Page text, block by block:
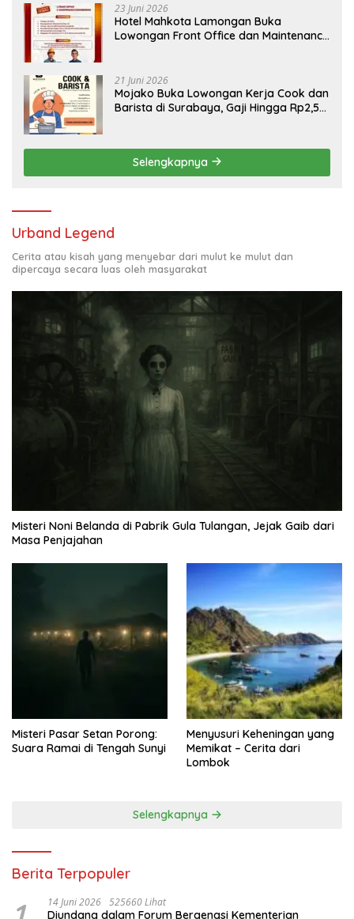
23 Juni 2026
Hotel Mahkota Lamongan Buka
Lowongan Front Office dan Maintenance
21 Juni 2026
Mojako Buka Lowongan Kerja Cook dan
Barista di Surabaya, Gaji Hingga Rp2,5
Selengkapnya
Urband Legend
Cerita atau kisah yang menyebar dari mulut ke mulut dan
dipercaya secara luas oleh masyarakat
Misteri Noni Belanda di Pabrik Gula Tulangan, Jejak Gaib dari
Masa Penjajahan
Misteri Pasar Setan Porong:
Suara Ramai di Tengah Sunyi
Menyusuri Keheningan yang
Memikat – Cerita dari
Lombok
Selengkapnya
Berita Terpopuler
14 Juni 2026 525660 Lihat
Diundang dalam Forum Bergengsi Kementerian